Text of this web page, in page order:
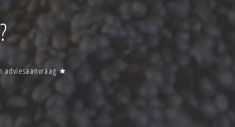
adviesaanvraag ★